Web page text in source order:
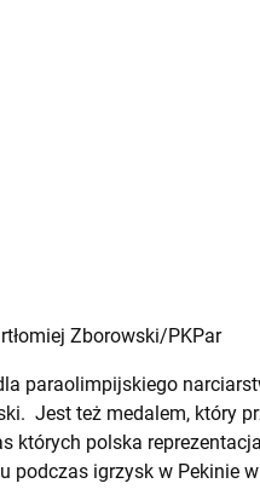
Zborowski/PKPar
paraolimpijskiego
Jest też medalem, który
których polska
podczas igrzysk w Pekinie